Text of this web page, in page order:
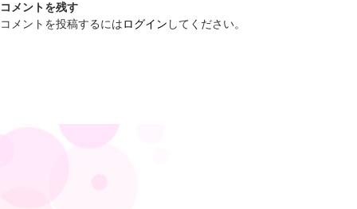
コメントを残す
コメントを投稿するにはログイン してください。